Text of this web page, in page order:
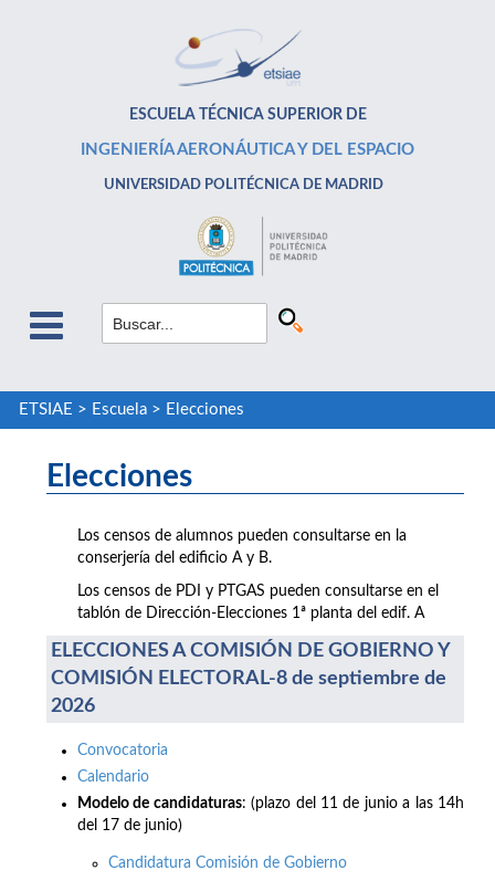
ESCUELA TÉCNICA SUPERIOR DE
INGENIERÍA AERONÁUTICA Y DEL ESPACIO
UNIVERSIDAD POLITÉCNICA DE MADRID
ETSIAE > Escuela> Elecciones
Elecciones
Los censos de alumnos pueden consultarse en la
conserjería del edificio A y B.
Los censos de PDI y PTGAS pueden consultarse en el
tablón de Dirección-Elecciones 1ª planta del edif. A
ELECCIONES A COMISIÓN DE GOBIERNO Y
COMISIÓN ELECTORAL-8 de septiembre de
2026
Convocatoria
Calendario
Modelo de candidaturas: (plazo del 11 de junio a las 14h
del 17 de junio)
Candidatura Comisión de Gobierno